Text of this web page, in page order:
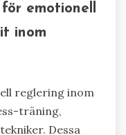
kognitiv
idrottare att
Kognitiv
av
tillstånd.